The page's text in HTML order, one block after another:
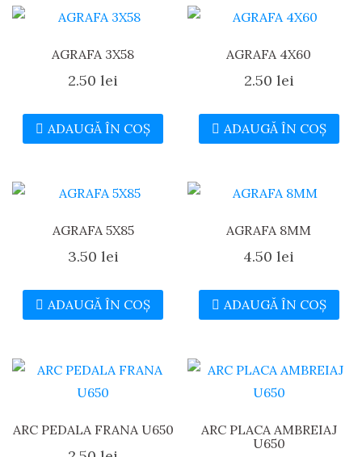
AGRAFA 3X58
2.50lei
ADAUGĂ ÎN COȘ
AGRAFA 4X60
2.50 lei
ADAUGĂ ÎN COȘ
AGRAFA 5X85
3.50 lei
ADAUGĂ ÎN COȘ
AGRAFA 8MM
4.50lei
ADAUGĂ ÎN COȘ
ARC PEDALA FRANA U650
ARC PLACA AMBREIAJ
U650